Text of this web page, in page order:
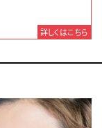
詳しくはこちら